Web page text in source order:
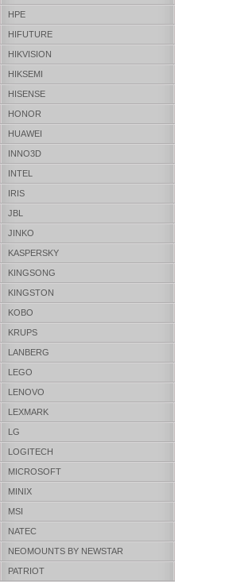
HPE
HIFUTURE
HIKVISION
HIKSEMI
HISENSE
HONOR
HUAWEI
INNO3D
INTEL
IRIS
JBL
JINKO
KASPERSKY
KINGSONG
KINGSTON
KOBO
KRUPS
LANBERG
LEGO
LENOVO
LEXMARK
LG
LOGITECH
MICROSOFT
MINIX
MSI
NATEC
NEOMOUNTS BY NEWSTAR
PATRIOT